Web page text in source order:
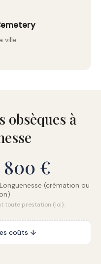
ville.
obsèques à
800 €
(crémation ou
toute prestation (loi).
coûts ↓